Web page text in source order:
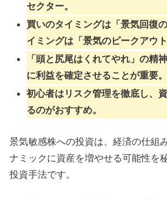
セクター。
買いのタイミングは「景気回復
イミングは「景気のピークアウ
「頭と尻尾はくれてやれ」の精
に利益を確定させることが重要。
初心者はリスク管理を徹底し、
るのがおすすめ。
景気敏感株への投資は、経済の仕組
ナミックに資産を増やせる可能性を
投資手法です。